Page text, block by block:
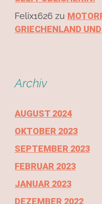
Felix1626 zu
GRIECHENLAND
Archiv
AUGUST 2024
OKTOBER 2023
SEPTEMBER 2023
FEBRUAR 2023
JANUAR 2023
DEZEMBER 2022